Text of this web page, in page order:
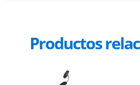
Productos